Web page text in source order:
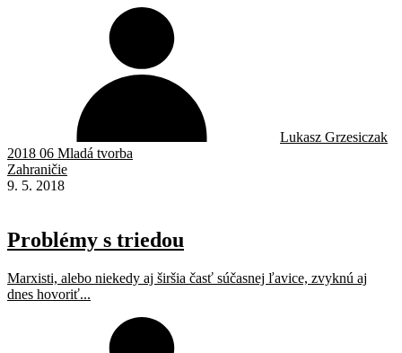
Lukasz Grzesiczak
2018 06 Mladá tvorba
Zahraničie
9. 5. 2018
Problémy s triedou
Marxisti, alebo niekedy aj širšia časť súčasnej ľavice, zvyknú aj
dnes hovoriť...